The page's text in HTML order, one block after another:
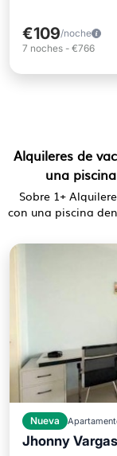
€109/noche
7 noches - €766
Alquileres de
una
Sobre 1+
con una piscina
Nueva
Jhonny Vargas
Piscina